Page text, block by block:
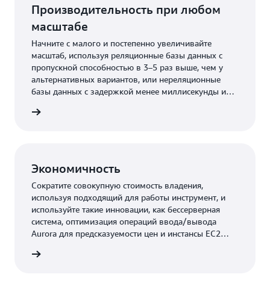
Производительность при любом
масштабе
Начните с малого и постепенно увеличивайте
масштаб, используя реляционные базы данных с
пропускной способностью в 3–5 раз выше, чем у
альтернативных вариантов, или нереляционные
базы данных с задержкой менее миллисекунды или
Экономичность
Сократите совокупную стоимость владения,
используя подходящий для работы инструмент, и
используйте такие инновации, как бессерверная
система, оптимизация операций ввода/вывода
Aurora для предсказуемости цен и инстансы EC2
преимуществ по соотношению цены и